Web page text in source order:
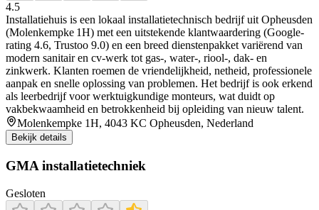
4.5
Installatiehuis is een lokaal installatietechnisch bedrijf uit Opheusden
(Molenkempke 1H) met een uitstekende klantwaardering (Google-
rating 4.6, Trustoo 9.0) en een breed dienstenpakket variërend van
modern sanitair en cv-werk tot gas‑, water‑, riool‑, dak‑ en
zinkwerk. Klanten roemen de vriendelijkheid, netheid, professionele
aanpak en snelle oplossing van problemen. Het bedrijf is ook erkend
als leerbedrijf voor werktuigkundige monteurs, wat duidt op
vakbekwaamheid en betrokkenheid bij opleiding van nieuw talent.
Molenkempke 1H, 4043 KC Opheusden, Nederland
Bekijk details
GMA installatietechniek
Gesloten